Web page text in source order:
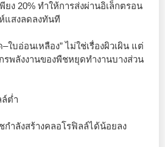
ง 20% ทำให้การส่งผ่านอิเล็กตรอน
แสงลดลงทันที
บอ่อนเหลือง” ไม่ใช่เรื่องผิวเผิน แต่
พลังงานของพืชหยุดทำงานบางส่วน
ต่ำ
ำลังสร้างคลอโรฟิลล์ได้น้อยลง